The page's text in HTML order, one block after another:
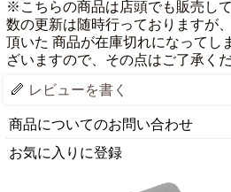
※こちらの商品は店頭でも販売し
数の更新は随時行っておりますが
頂いた 商品が在庫切れになってし
ざいますので、その点はご了承く
レビューを書く
商品についてのお問い合わせ
お気に入りに登録